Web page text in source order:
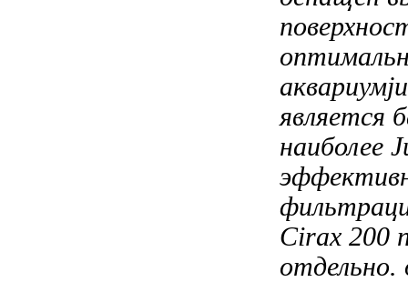
является
наиболее
Cirax 200
отдельно.